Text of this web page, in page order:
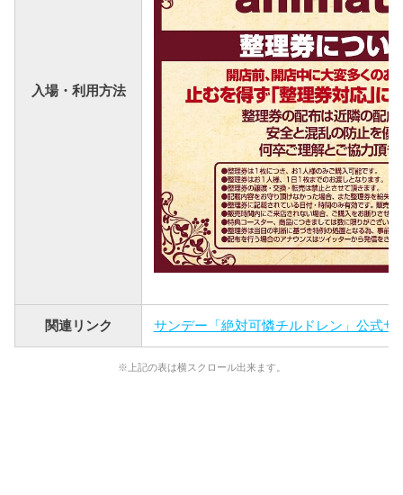
入場・利用方法
関連リンク サンデー「絶対可憐チルドレン」公式サ
※上記の表は横スクロール出来ます。